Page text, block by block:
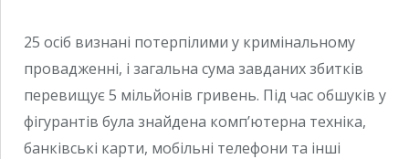
25 осіб визнані потерпілими у кримінальному
провадженні, і загальна сума завданих збитків
перевищує 5 мільйонів гривень. Під час обшуків у
фігурантів була знайдена комп’ютерна техніка,
банківські карти, мобільні телефони та інші